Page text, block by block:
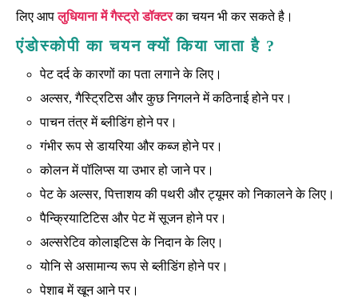
लिए आपलुधियाना में गैस्ट्रो डॉक्टरका चयन भी कर सकते है।
एंडोस्कोपी का चयन क्यों किया जाता है ?
पेट दर्द के कारणों का पता लगाने के लिए।
अल्सर, गैस्ट्रिटिस और कुछ निगलने में कठिनाई होने पर।
पाचन तंत्र में ब्लीडिंग होने पर।
गंभीर रूप से डायरिया और कब्ज होने पर।
कोलन में पॉलिप्स या उभार हो जाने पर।
पेट के अल्सर, पित्ताशय की पथरी और ट्यूमर को निकालने के लिए।
पैन्क्रियाटिटिस और पेट में सूजन होने पर।
अल्सरेटिव कोलाइटिस के निदान के लिए।
योनि से असामान्य रूप से ब्लीडिंग होने पर।
पेशाब में खून आने पर।